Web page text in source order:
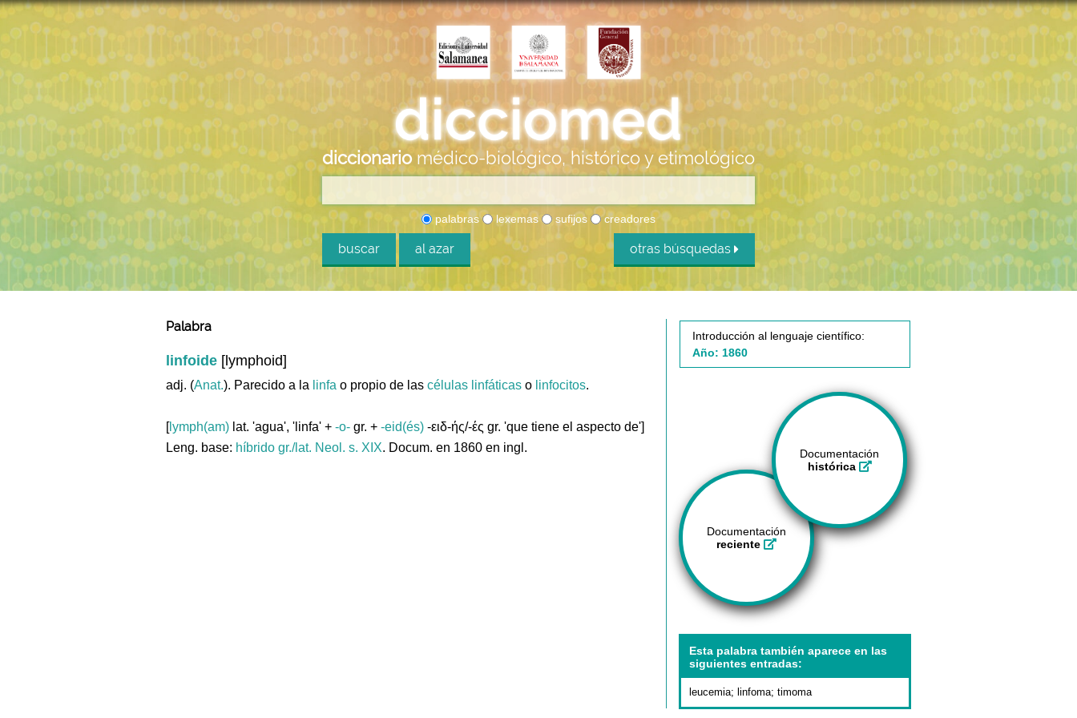
diccionario médico-biológico, histórico y etimológico
palabras lexemas sufijos creadores
buscar al azar otras búsquedas
Palabra
linfoide [lymphoid]
adj. (Anat.). Parecido a la linfa o propio de las células linfáticas o linfocitos.
[lymph(am) lat. 'agua', 'linfa' + -o- gr. + -eid(és) -ειδ-ής/-ές gr. 'que tiene el aspecto de']
Leng. base: híbrido gr./lat. Neol. s. XIX. Docum. en 1860 en ingl.
Introducción al lenguaje científico:
Año: 1860
Documentación
histórica
Documentación
reciente
Esta palabra también aparece en las
siguientes entradas:
leucemia; linfoma; timoma